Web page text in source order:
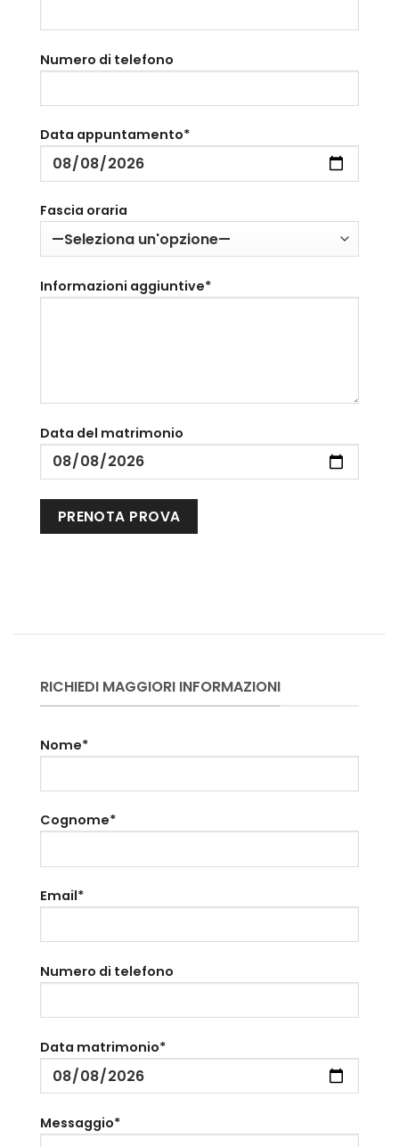
Numero di telefono
Data appuntamento*
Fascia oraria
Informazioni aggiuntive*
Data del matrimonio
RICHIEDI MAGGIORI INFORMAZIONI
Nome*
Cognome*
Email*
Numero di telefono
Data matrimonio*
Messaggio*